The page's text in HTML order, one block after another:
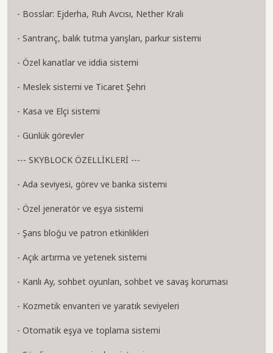
- Bosslar: Ejderha, Ruh Avcısı, Nether Kralı
- Santranç, balık tutma yarışları, parkur sistemi
- Özel kanatlar ve iddia sistemi
- Meslek sistemi ve Ticaret Şehri
- Kasa ve Elçi sistemi
- Günlük görevler
--- SKYBLOCK ÖZELLİKLERİ ---
- Ada seviyesi, görev ve banka sistemi
- Özel jeneratör ve eşya sistemi
- Şans bloğu ve patron etkinlikleri
- Açık artırma ve yetenek sistemi
- Kanlı Ay, sohbet oyunları, sohbet ve savaş koruması
- Kozmetik envanteri ve yaratık seviyeleri
- Otomatik eşya ve toplama sistemi